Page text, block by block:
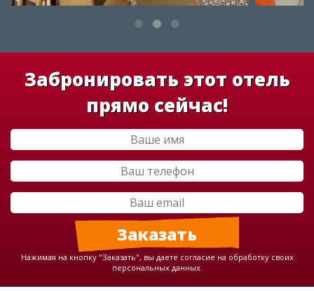
Забронировать этот отель
прямо сейчас!
Нажимая на кнопку "Заказать", вы даете согласие на обработку своих
персональных данных.